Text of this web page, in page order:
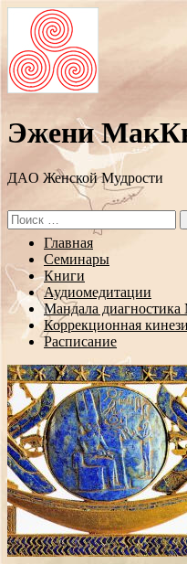
Эжени
ДAO Женской Мудрости
Search
for:
Перейти
содержанию
Главная
Семинары
Книги
Аудиомедитации
Мандала
Коррекционная
Расписание